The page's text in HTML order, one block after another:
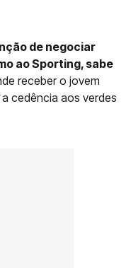
de negociar
ao Sporting, sabe
receber o jovem
cedência aos verdes